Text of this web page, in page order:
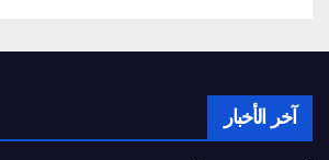
آخر الأخبار